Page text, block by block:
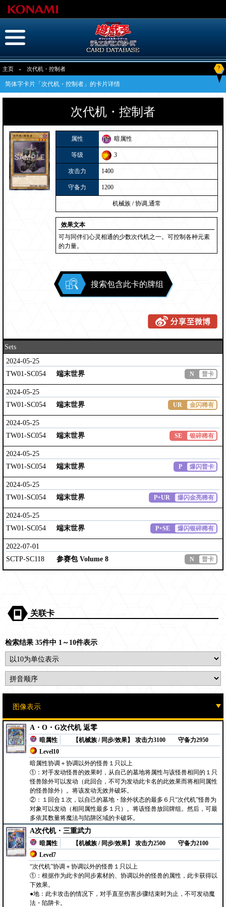
主页 » 次代机・控制者 ?
简体字卡片「次代机・控制者」的卡片详情
次代机・控制者
属性 暗属性
等级 3
攻击力 1400
守备力 1200
机械族 / 协调,通常
效果文本
可与同伴们心灵相通的少数次代机之一。可控制各种元素
的力量。
搜索包含此卡的牌组
Sets
2024-05-25
TW01-SC054
端末世界 N 普卡
2024-05-25
TW01-SC054
端末世界 UR 金闪稀有
2024-05-25
TW01-SC054
端末世界 SE 银碎稀有
2024-05-25
TW01-SC054
端末世界 P 爆闪普卡
2024-05-25
TW01-SC054
端末世界 P+UR 爆闪金亮稀有
2024-05-25
TW01-SC054
端末世界 P+SE 爆闪银碎稀有
2022-07-01
SCTP-SC118
参赛包 Volume 8 N 普卡
关联卡
检索结果 35件中 1～10件表示
A・O・G次代机 返零
暗属性
【机械族 / 同步/效果】
Level10
攻击力3100 守备力2950
暗属性协调＋协调以外的怪兽１只以上
①：对手发动怪兽的效果时，从自己的墓地将属性与该怪兽相同的１只
怪兽除外可以发动（此回合，不可为发动此卡名的此效果而将相同属性
的怪兽除外）。将该发动无效并破坏。
②：１回合１次，以自己的墓地・除外状态的最多６只“次代机”怪兽为
对象可以发动（相同属性最多１只）。将该怪兽放回牌组。然后，可最
多依其数量将魔法与陷阱区域的卡破坏。
A次代机・三重武力
暗属性
【机械族 / 同步/效果】
Level7
攻击力2500 守备力2100
“次代机”协调＋协调以外的怪兽１只以上
①：根据作为此卡的同步素材的、协调以外的怪兽的属性，此卡获得以
下效果。
●地：此卡攻击的情况下，对手直至伤害步骤结束时为止，不可发动魔
法・陷阱卡。